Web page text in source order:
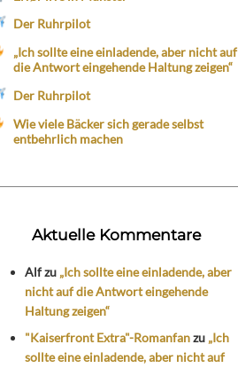
Der Ruhrpilot
„Ich sollte eine einladende, aber nicht auf
die Antwort eingehende Haltung zeigen“
Der Ruhrpilot
Wie viele Bäcker sich gerade selbst
entbehrlich machen
Aktuelle Kommentare
Alfzu „Ich sollte eine einladende, aber
nicht auf die Antwort eingehende
Haltung zeigen“
"Kaiserfront Extra"-Romanfanzu „Ich
sollte eine einladende, aber nicht auf